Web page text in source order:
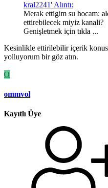
kral2241' Alıntı:
Merak ettigim su hocam:
ettirebilecek miyiz kanali?
Genişletmek için tıkla ...
Kesinlikle ettirilebilir içerik
yolluyorum bir göz atın.
O
ommvol
Kayıtlı Üye